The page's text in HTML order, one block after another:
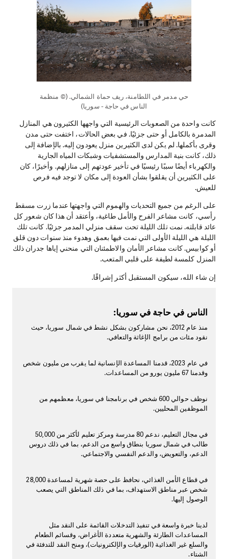
حي مدمر في اللطامنة، ريف حماة الشمالي. (© منظمة
الناس في حاجة - سوريا)
كانت واحدة من الصعوبات الرئيسية التي واجهها الكثيرون هي المنازل
المدمرة بالكامل أو حتى جزئيًا. في بعض الحالات، اختفت حتى مدن
وقرى بأكملها. لم يكن لدى الكثيرين منزل يعودون إليه. بالإضافة إلى
ذلك، كانت بنية المدارس والمستشفيات وشبكات المياه الجارية
والكهرباء أيضًا سببًا رئيسيًا في تأخير عودتهم إلى منازلهم. وأخيرًا، كان
على الكثيرين أن يقلقوا بشأن العودة إلى مكان لا توجد فيه فرص
للعيش.
على الرغم من جميع التحديات والهموم التي واجهتها عندما زرت مسقط
رأسي، كانت مشاعر الفرح والأمل طاغية، وأعتقد أن هذا كان شعور كل
عائد قابلته. نمت تلك الليلة تحت سقف منزلي المدمر جزئيًا. كانت تلك
الليلة هي الليلة الأولى التي نمت فيها بعمق وهدوء منذ سنوات دون قلق
أو كوابيس. كانت مشاعر الأمان والاطمئنان التي منحني إياها جدران ذلك
المنزل كلمسة لطيفة على قلبي المتعب.
إن شاء الله، سيكون المستقبل أكثر إشراقًا.
الناس في حاجة في سوريا:
منذ عام 2012، نحن مشاركون بشكل نشط في شمال سوريا، حيث
نقود مئات من برامج الإغاثة والتعافي.
في عام 2023، قدمنا المساعدة الإنسانية لما يقرب من مليون شخص
وقدمنا 67 مليون يورو من المساعدات.
نوظف حوالي 600 شخص في برنامجنا في سوريا، معظمهم من
الموظفين المحليين.
في مجال التعليم، ندعم 80 مدرسة ومركز تعليم لأكثر من 50,000
طالب في شمال سوريا بنطاق واسع من الدعم، بما في ذلك دروس
الدعم، والتعويض، والدعم النفسي والاجتماعي.
في قطاع الأمن الغذائي، نحافظ على حصة شهرية لمساعدة 28,000
شخص عبر مناطق الاستهداف، بما في ذلك المناطق التي يصعب
الوصول إليها.
لدينا خبرة واسعة في تنفيذ التدخلات القائمة على النقد مثل
المساعدات الطارئة والشهرية متعددة الأغراض، وقسائم الطعام
والسلع غير الغذائية (الورقيات والإلكترونيات)، ومنح النقد للتدفئة في
الشتاء.